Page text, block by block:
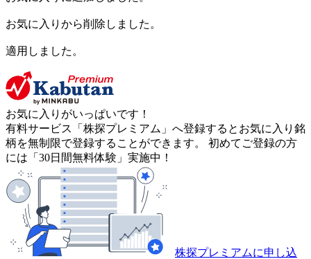
お気に入りから削除しました。
適用しました。
お気に入りがいっぱいです！
有料サービス「株探プレミアム」へ登録するとお気に入り銘
柄を無制限で登録することができます。 初めてご登録の方
には「30日間無料体験」実施中！
株探プレミアムに申し込